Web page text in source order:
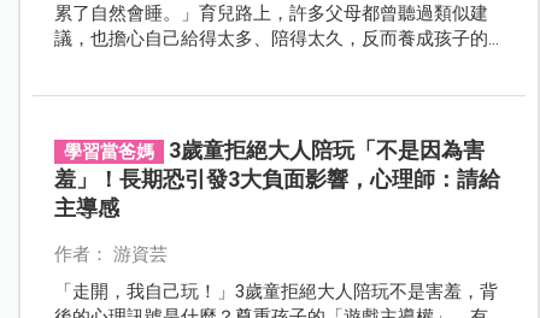
累了自然會睡。」育兒路上，許多父母都曾聽過類似建
議，也擔心自己給得太多、陪得太久，反而養成孩子的
學習當爸媽
3歲童拒絕大人陪玩「不是因為害
羞」！長期恐引發3大負面影響，心理師：請給
主導感
作者： 游資芸
「走開，我自己玩！」3歲童拒絕大人陪玩不是害羞，背